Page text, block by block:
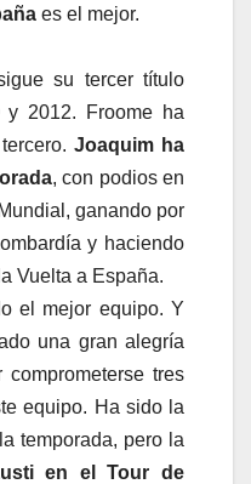
es el mejor.
su tercer título
2012. Froome ha
Joaquim ha
, con podios en
ganando por
y haciendo
Vuelta a España.
el mejor equipo. Y
una gran alegría
tres
equipo. Ha sido la
temporada, pero la
en el Tour de